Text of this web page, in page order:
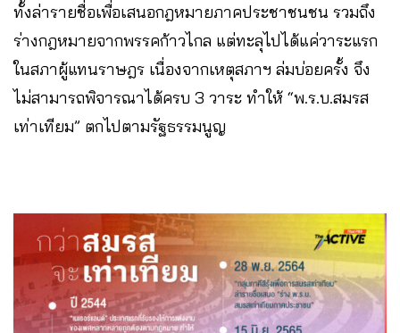
ทั้งล่ารายชื่อเพื่อเสนอกฎหมายภาคประชาชนชน รวมถึง
ร่างกฎหมายจากพรรคก้าวไกล แต่ทะลุไปได้แค่วาระแรก
ในสภาผู้แทนราษฎร เนื่องจากเหตุสภาฯ ล่มบ่อยครั้ง จึง
ไม่สามารถพิจารณาได้ครบ 3 วาระ ทำให้ “พ.ร.บ.สมรส
เท่าเทียม” ตกไปตามรัฐธรรมนูญ